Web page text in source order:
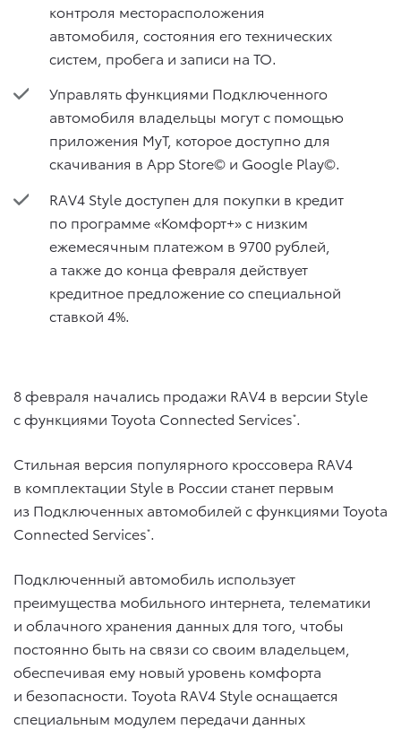
контроля месторасположения
автомобиля, состояния его технических
систем, пробега и записи на ТО.
Управлять функциями Подключенного
автомобиля владельцы могут с помощью
приложения MyT, которое доступно для
скачивания в App Store© и Google Play©.
RAV4 Style доступен для покупки в кредит
по программе «Комфорт+» с низким
ежемесячным платежом в 9700 рублей,
а также до конца февраля действует
кредитное предложение со специальной
ставкой 4%.
8 февраля начались продажи RAV4 в версии Style
с функциями Toyota Connected Services*.
Стильная версия популярного кроссовера RAV4
в комплектации Style в России станет первым
из Подключенных автомобилей с функциями Toyota
Connected Services*.
Подключенный автомобиль использует
преимущества мобильного интернета, телематики
и облачного хранения данных для того, чтобы
постоянно быть на связи со своим владельцем,
обеспечивая ему новый уровень комфорта
и безопасности. Toyota RAV4 Style оснащается
специальным модулем передачи данных